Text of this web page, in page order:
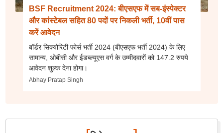
BSF Recruitment 2024: बीएसएफ में सब-इंस्पेक्टर
और कांस्टेबल सहित 80 पदों पर निकली भर्ती, 10वीं पास
करें आवेदन
बॉर्डर सिक्योरिटी फोर्स भर्ती 2024 (बीएसएफ भर्ती 2024) के लिए
सामान्य, ओबीसी और ईडब्ल्यूएस वर्ग के उम्मीदवारों को 147.2 रुपये
आवेदन शुल्क देना होगा।
Abhay Pratap Singh